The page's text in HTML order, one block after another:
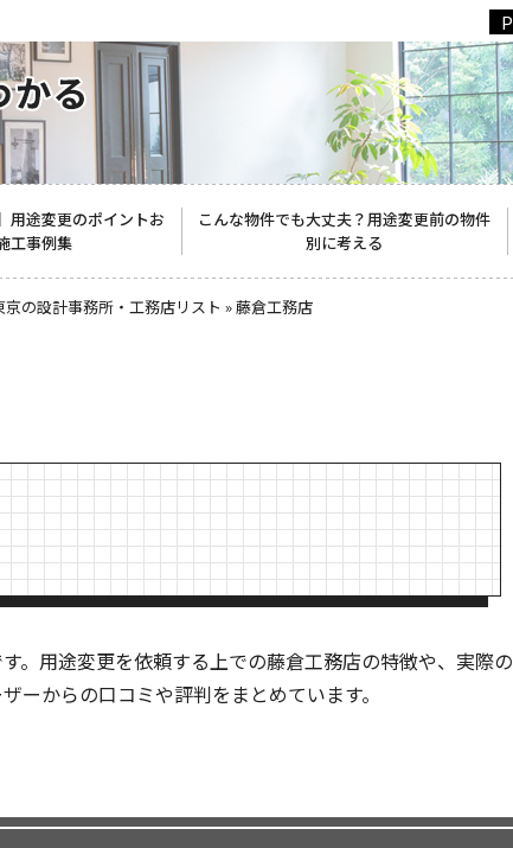
用途変更のポイントお
工事例集
こんな物件でも大丈夫？用途変更前の物件
別に考える
の設計事務所・工務店リスト »藤倉工務店
。用途変更を依頼する上での藤倉工務店の特徴や、実際の
ーからの口コミや評判をまとめています。